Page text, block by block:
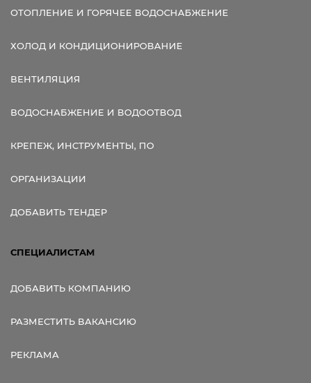
ОТОПЛЕНИЕ И ГОРЯЧЕЕ ВОДОСНАБЖЕНИЕ
ХОЛОД И КОНДИЦИОНИРОВАНИЕ
ВЕНТИЛЯЦИЯ
ВОДОСНАБЖЕНИЕ И ВОДООТВОД
КРЕПЕЖ, ИНСТРУМЕНТЫ, ПО
ОРГАНИЗАЦИИ
ДОБАВИТЬ ТЕНДЕР
СПЕЦИАЛИСТАМ
ДОБАВИТЬ КОМПАНИЮ
РАЗМЕСТИТЬ ВАКАНСИЮ
РЕКЛАМА